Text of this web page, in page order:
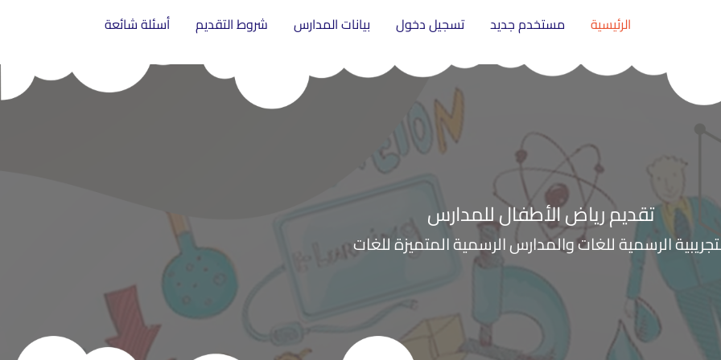
الرئيسية مستخدم جديد تسجيل دخول بيانات المدارس شروط التقديم أسئلة شائعة
تقديم رياض الأطفال للمدارس
الرسمية للغات والمدارس الرسمية المتميزة للغات